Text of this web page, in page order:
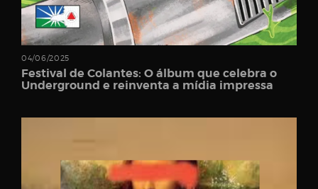
04/06/2025
Festival de Colantes: O álbum que celebra o
Underground e reinventa a mídia impressa